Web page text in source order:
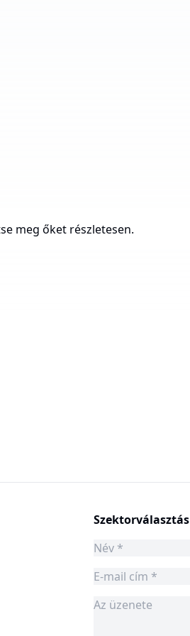
meg őket részletesen.
Szektorválasztás